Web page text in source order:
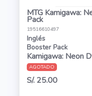
MTG Kamigawa:
Pack
19516610497
Inglés
Booster Pack
Kamigawa: Neon
AGOTADO
S/. 25.00